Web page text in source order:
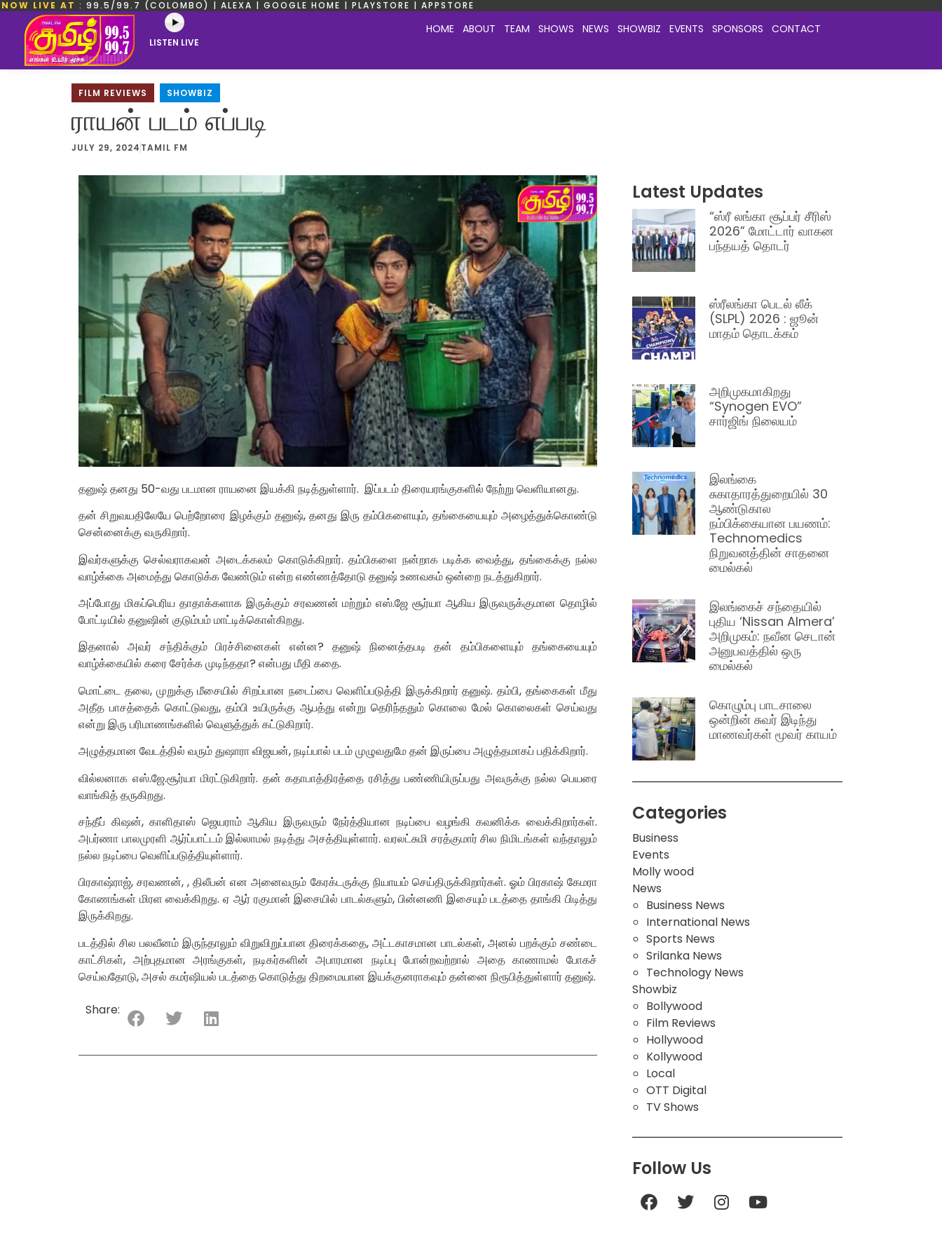
NOW LIVE AT : 99.5/99.7 (COLOMBO) | ALEXA | GOOGLE HOME | PLAYSTORE | APPSTORE
LISTEN LIVE
HOME ABOUT TEAM SHOWS NEWS SHOWBIZ EVENTS SPONSORS CONTACT
FILM REVIEWS SHOWBIZ
ராயன் படம் எப்படி
JULY 29, 2024 TAMIL FM
தனுஷ் தனது 50-வது படமான ராயனை இயக்கி நடித்துள்ளார். இப்படம் திரையரங்குகளில் நேற்று வெளியானது.
தன் சிறுவயதிலேயே பெற்றோரை இழக்கும் தனுஷ், தனது இரு தம்பிகளையும், தங்கையையும் அழைத்துக்கொண்டு
சென்னைக்கு வருகிறார்.
இவர்களுக்கு செல்வராகவன் அடைக்கலம் கொடுக்கிறார். தம்பிகளை நன்றாக படிக்க வைத்து, தங்கைக்கு நல்ல
வாழ்க்கை அமைத்து கொடுக்க வேண்டும் என்ற எண்ணத்தோடு தனுஷ் உணவகம் ஒன்றை நடத்துகிறார்.
அப்போது மிகப்பெரிய தாதாக்களாக இருக்கும் சரவணன் மற்றும் எஸ்.ஜே சூர்யா ஆகிய இருவருக்குமான தொழில்
போட்டியில் தனுஷின் குடும்பம் மாட்டிக்கொள்கிறது.
இதனால் அவர் சந்திக்கும் பிரச்சினைகள் என்ன? தனுஷ் நினைத்தபடி தன் தம்பிகளையும் தங்கையையும்
வாழ்க்கையில் கரை சேர்க்க முடிந்ததா? என்பது மீதி கதை.
மொட்டை தலை, முறுக்கு மீசையில் சிறப்பான நடைப்பை வெளிப்படுத்தி இருக்கிறார் தனுஷ். தம்பி, தங்கைகள் மீது
அதீத பாசத்தைக் கொட்டுவது, தம்பி உயிருக்கு ஆபத்து என்று தெரிந்ததும் கொலை மேல் கொலைகள் செய்வது
என்று இரு பரிமாணங்களில் வெளுத்துக் கட்டுகிறார்.
அழுத்தமான வேடத்தில் வரும் துஷாரா விஜயன், நடிப்பால் படம் முழுவதுமே தன் இருப்பை அழுத்தமாகப் பதிக்கிறார்.
வில்லனாக எஸ்.ஜே.சூர்யா மிரட்டுகிறார். தன் கதாபாத்திரத்தை ரசித்து பண்ணியிருப்பது அவருக்கு நல்ல பெயரை
வாங்கித் தருகிறது.
சந்தீப் கிஷன், காளிதாஸ் ஜெயராம் ஆகிய இருவரும் நேர்த்தியான நடிப்பை வழங்கி கவனிக்க வைக்கிறார்கள்.
அபர்ணா பாலமுரளி ஆர்ப்பாட்டம் இல்லாமல் நடித்து அசத்தியுள்ளார். வரலட்சுமி சரத்குமார் சில நிமிடங்கள் வந்தாலும்
நல்ல நடிப்பை வெளிப்படுத்தியுள்ளார்.
பிரகாஷ்ராஜ், சரவணன், , திலீபன் என அனைவரும் கேரக்டருக்கு நியாயம் செய்திருக்கிறார்கள். ஓம் பிரகாஷ் கேமரா
கோணங்கள் மிரள வைக்கிறது. ஏ ஆர் ரகுமான் இசையில் பாடல்களும், பின்னணி இசையும் படத்தை தாங்கி பிடித்து
இருக்கிறது.
படத்தில் சில பலவீனம் இருந்தாலும் விறுவிறுப்பான திரைக்கதை, அட்டகாசமான பாடல்கள், அனல் பறக்கும் சண்டை
காட்சிகள், அற்புதமான அரங்குகள், நடிகர்களின் அபாரமான நடிப்பு போன்றவற்றால் அதை காணாமல் போகச்
செய்வதோடு, அசல் கமர்ஷியல் படத்தை கொடுத்து திறமையான இயக்குனராகவும் தன்னை நிரூபித்துள்ளார் தனுஷ்.
Share:
Latest Updates
“ஸ்ரீ லங்கா சூப்பர் சீரிஸ்
2026” மோட்டார் வாகன
பந்தயத் தொடர்
ஸ்ரீலங்கா பெடல் லீக்
(SLPL) 2026 : ஜூன்
மாதம் தொடக்கம்
அறிமுகமாகிறது
“Synogen EVO”
சார்ஜிங் நிலையம்
இலங்கை
சுகாதாரத்துறையில் 30
ஆண்டுகால
நம்பிக்கையான பயணம்:
Technomedics
நிறுவனத்தின் சாதனை
மைல்கல்
இலங்கைச் சந்தையில்
புதிய ‘Nissan Almera’
அறிமுகம்: நவீன செடான்
அனுபவத்தில் ஒரு
மைல்கல்
கொழும்பு பாடசாலை
ஒன்றின் சுவர் இடிந்து
மாணவர்கள் மூவர் காயம்
Categories
Business
Events
Molly wood
News
Business News
International News
Sports News
Srilanka News
Technology News
Showbiz
Bollywood
Film Reviews
Hollywood
Kollywood
Local
OTT Digital
TV Shows
Follow Us